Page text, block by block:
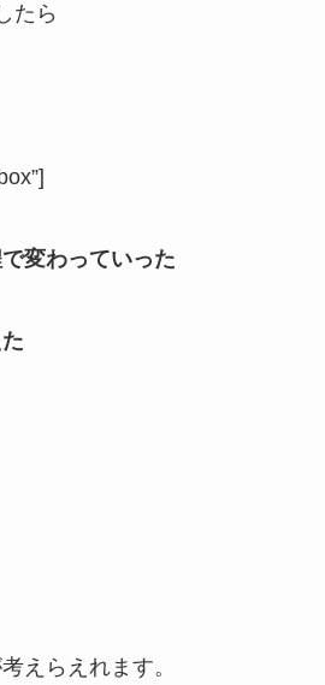
たら
変わっていった
えらえれます。